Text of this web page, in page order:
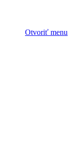
Otvoriť menu